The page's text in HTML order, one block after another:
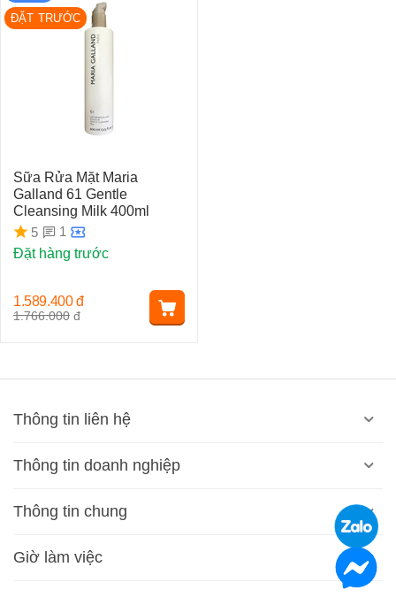
ĐẶT TRƯỚC
Sữa Rửa Mặt Maria
Galland 61 Gentle
Cleansing Milk 400ml
5
1
Đặt hàng trước
1.766.000 đ
1.589.400 đ
Thông tin liên hệ
Thông tin doanh nghiệp
Thông tin chung
Giờ làm việc